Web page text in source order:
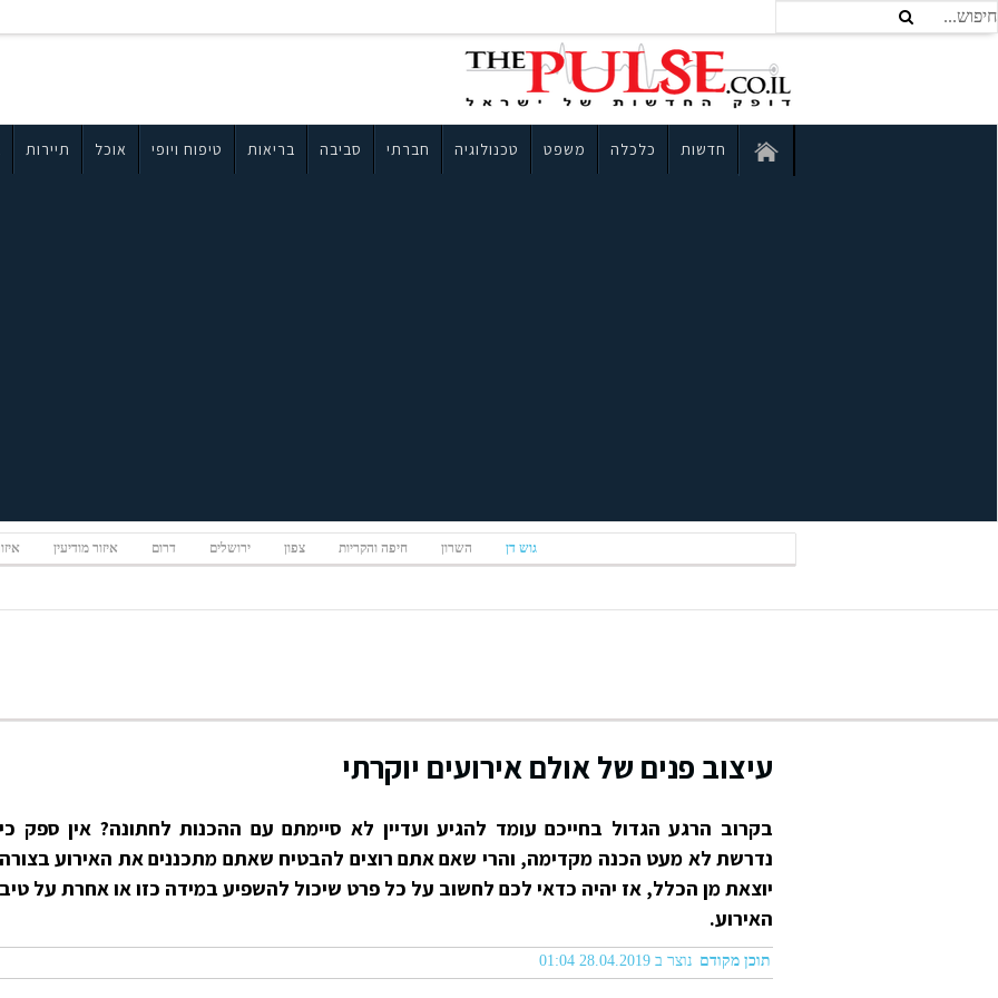
חדשות כלכלה משפט טכנולוגיה חברתי סביבה בריאות טיפוח ויופי אוכל תיירות
גוש דן השרון חיפה והקריות צפון ירושלים דרום איזור מודיעין
עיצוב פנים של אולם אירועים יוקרתי
בקרוב הרגע הגדול בחייכם עומד להגיע ועדיין לא סיימתם עם ההכנות לחתונה? אין ספק כי
נדרשת לא מעט הכנה מקדימה, והרי שאם אתם רוצים להבטיח שאתם מתכננים את האירוע בצורה
יוצאת מן הכלל, אז יהיה כדאי לכם לחשוב על כל פרט שיכול להשפיע במידה כזו או אחרת על טיב
האירוע.
תוכן מקודם נוצר ב 28.04.2019 01:04